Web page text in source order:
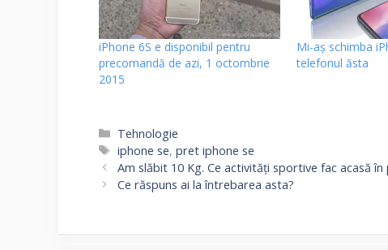
iPhone 6S e disponibil pentru
precomandă de azi, 1 octombrie
2015
Mi-aș schimba
telefonul ăsta
Categorii
Tehnologie
Etichete
iphone se,pret iphone se
Am slăbit 10 Kg. Ce activități sportive fac acasă în
Ce răspuns ai la întrebarea asta?